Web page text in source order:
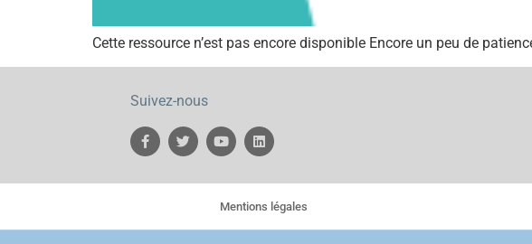
Cette ressource n’est pas encore disponible Encore un peu de
Suivez-nous
Mentions légales